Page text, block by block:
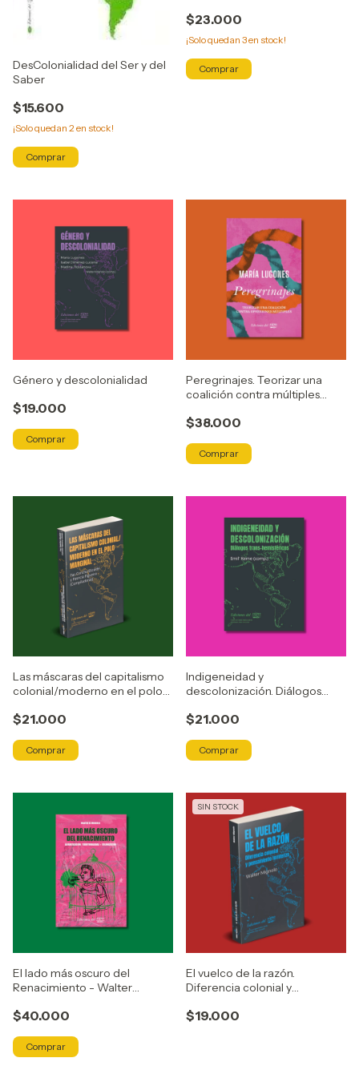
DesColonialidad del Ser y del
Saber
$15.600
¡Solo quedan 2 en stock!
$23.000
¡Solo quedan 3en stock!
Género y descolonialidad
$19.000
Peregrinajes. Teorizar una
coalición contra múltiples
$38.000
Las máscaras del capitalismo
colonial/moderno en el polo
$21.000
Indigeneidad y
descolonización. Diálogos
$21.000
El lado más oscuro del
Renacimiento - Walter
$40.000
SIN STOCK
El vuelco de la razón.
Diferencia colonial y
$19.000